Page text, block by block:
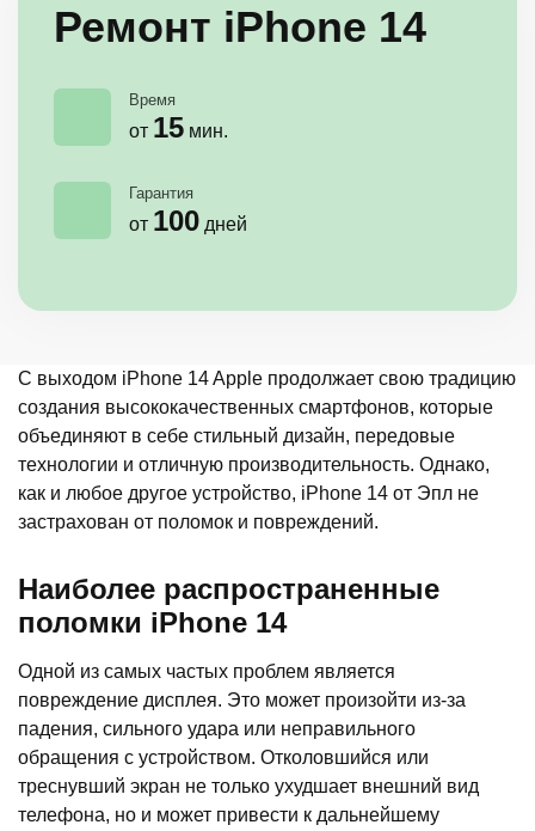
Ремонт iPhone 14
Время
от 15 мин.
Гарантия
от 100 дней
С выходом iPhone 14 Apple продолжает свою традицию
создания высококачественных смартфонов, которые
объединяют в себе стильный дизайн, передовые
технологии и отличную производительность. Однако,
как и любое другое устройство, iPhone 14 от Эпл не
застрахован от поломок и повреждений.
Наиболее распространенные
поломки iPhone 14
Одной из самых частых проблем является
повреждение дисплея. Это может произойти из-за
падения, сильного удара или неправильного
обращения с устройством. Отколовшийся или
треснувший экран не только ухудшает внешний вид
телефона, но и может привести к дальнейшему